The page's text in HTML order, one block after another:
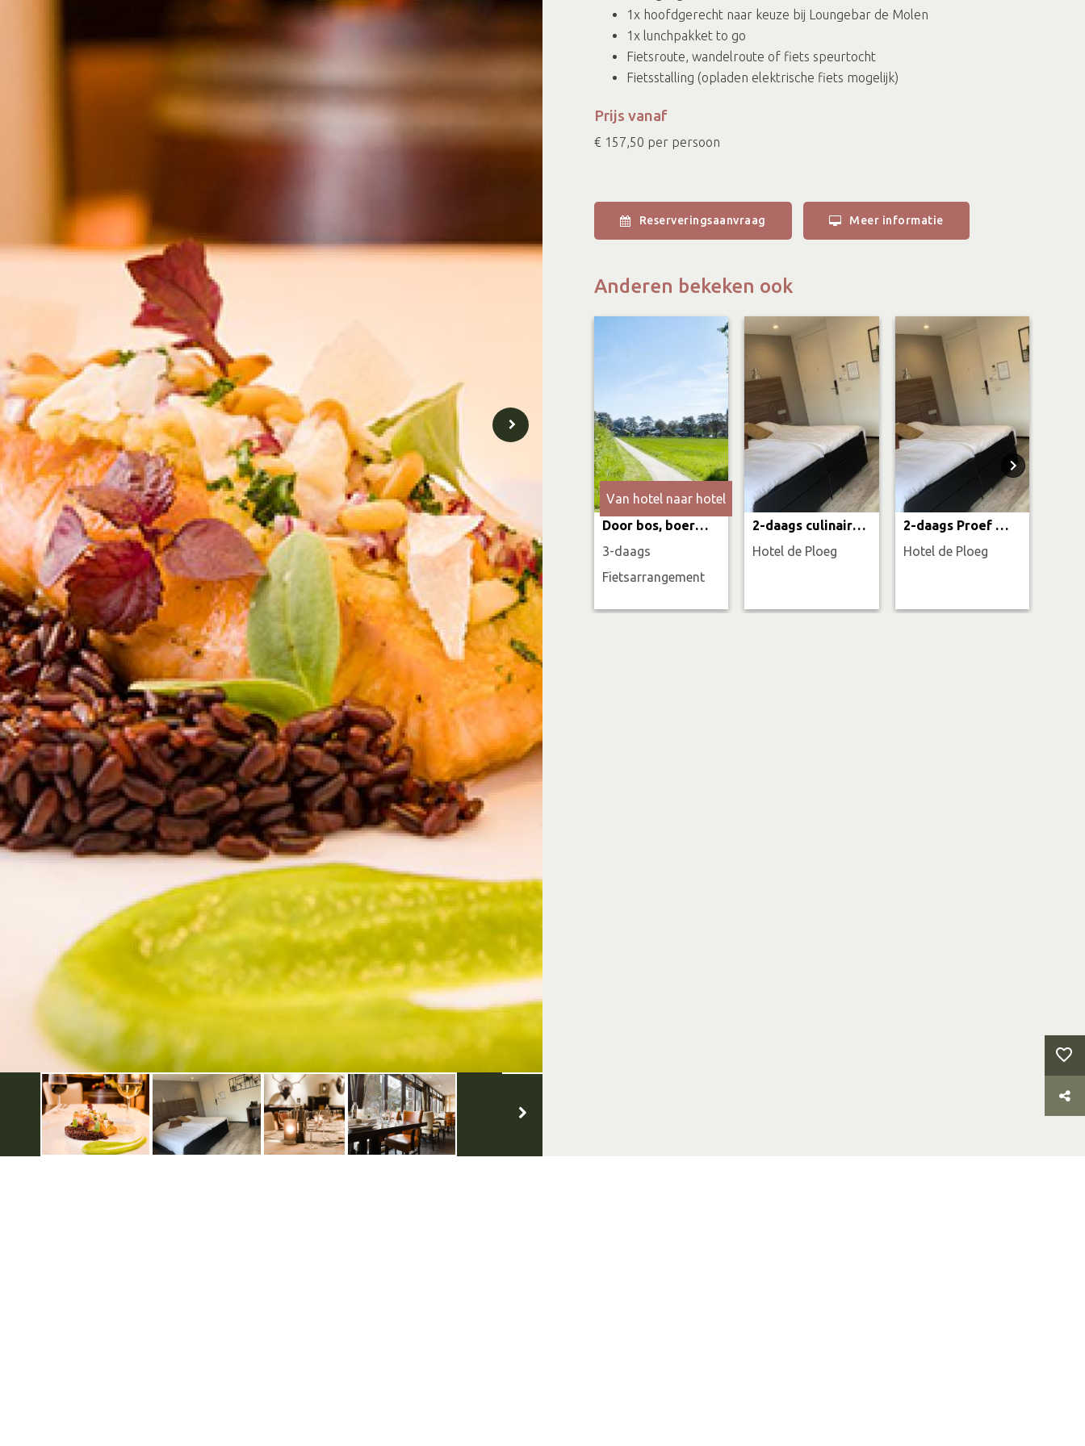
1x hoofdgerecht naar keuze bij Loungebar de Molen
1x lunchpakket to go
Fietsroute, wandelroute of fiets speurtocht
Fietsstalling (opladen elektrische fiets mogelijk)
Prijs vanaf
€ 157,50 per persoon
Reserveringsaanvraag Meer informatie
Anderen bekeken ook
Van hotel naar hotel
Door bos, boerenland & verborgen paden
3-daags
Fietsarrangement
2-daags culinair arrangement
Hotel de Ploeg
2-daags Proef & beleef de Achterhoek
Hotel de Ploeg